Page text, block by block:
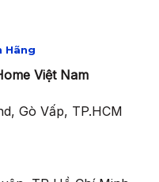
Hãng
Việt Nam
Gò Vấp, TP.HCM